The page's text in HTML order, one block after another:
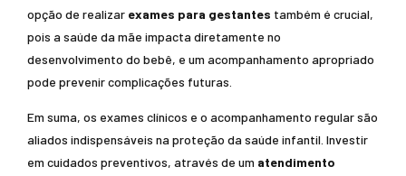
opção de realizar exames para gestantes também é crucial,
pois a saúde da mãe impacta diretamente no
desenvolvimento do bebê, e um acompanhamento apropriado
pode prevenir complicações futuras.
Em suma, os exames clínicos e o acompanhamento regular são
aliados indispensáveis na proteção da saúde infantil. Investir
em cuidados preventivos, através de um atendimento